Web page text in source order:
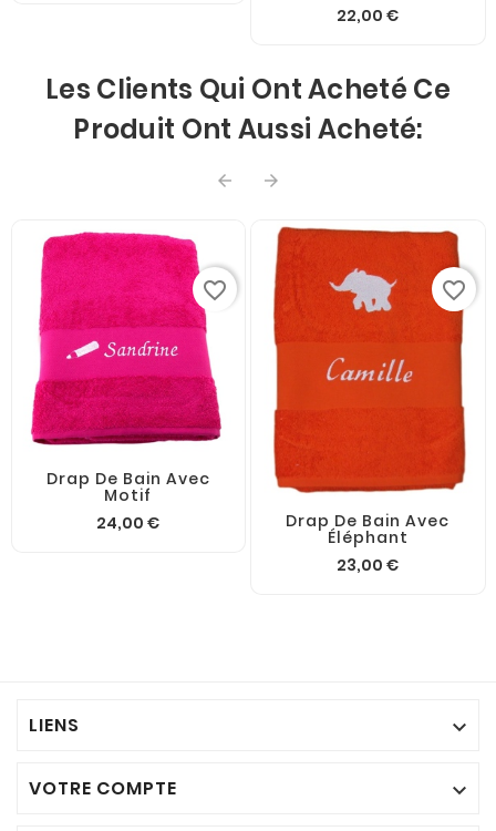
22,00 €
Les Clients Qui Ont Acheté Ce
Produit Ont Aussi Acheté:
 
Drap De Bain Avec
Motif
24,00 €
favorite_border
Drap De Bain Avec
Éléphant
23,00 €
favorite_border
LIENS 
VOTRE COMPTE 